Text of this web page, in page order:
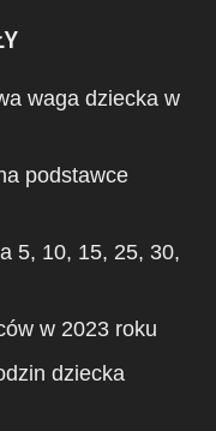
waga dziecka w
podstawce
5, 10, 15, 25, 30,
w 2023 roku
dziecka